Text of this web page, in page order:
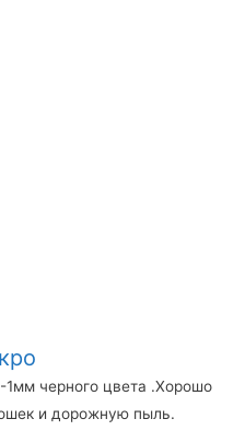
1мм черного цвета .Хорошо
и дорожную пыль.